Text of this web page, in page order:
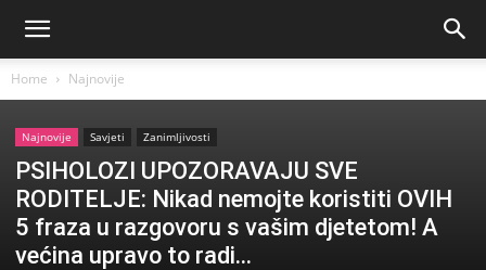
Home Najnovije
Najnovije Savjeti Zanimljivosti
PSIHOLOZI UPOZORAVAJU SVE
RODITELJE: Nikad nemojte koristiti OVIH
5 fraza u razgovoru s vašim djetetom! A
većina upravo to radi…